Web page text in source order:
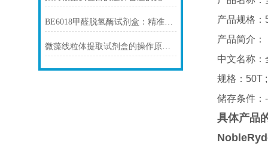
BE6018甲醛脱氢酶试剂盒：精准检测赋能多领域，标准化流程破解行业痛点
微藻线粒体提取试剂盒的操作原理与实验优化指南
产品规格：
产品简介：
中文名称：
规格：50T
储存条件
具体产品